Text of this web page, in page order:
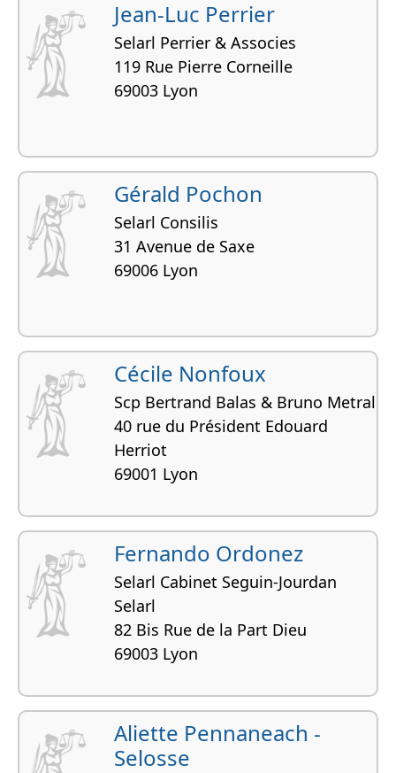
Jean-Luc Perrier
Selarl Perrier & Associes
119 Rue Pierre Corneille
69003 Lyon
Gérald Pochon
Selarl Consilis
31 Avenue de Saxe
69006 Lyon
Cécile Nonfoux
Scp Bertrand Balas & Bruno Metral
40 rue du Président Edouard
Herriot
69001 Lyon
Fernando Ordonez
Selarl Cabinet Seguin-Jourdan
Selarl
82 Bis Rue de la Part Dieu
69003 Lyon
Aliette Pennaneach -
Selosse